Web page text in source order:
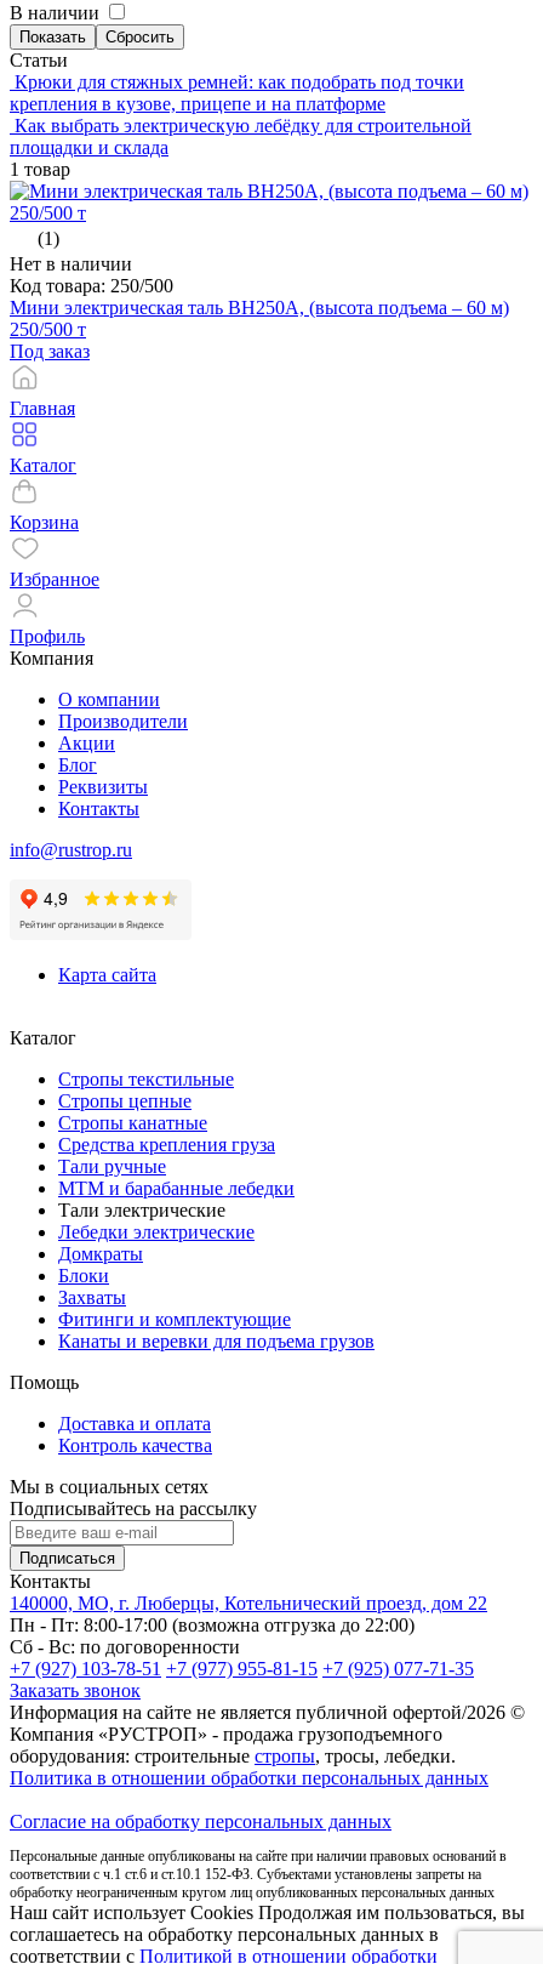
В наличии
Статьи
Крюки для стяжных ремней: как подобрать под точки
крепления в кузове, прицепе и на платформе
Как выбрать электрическую лебёдку для строительной
площадки и склада
1 товар
(1)
Нет в наличии
Код товара: 250/500
Мини электрическая таль BH250A, (высота подъема – 60 м)
250/500 т
Под заказ
Главная
Каталог
Корзина
Избранное
Профиль
Компания
О компании
Производители
Акции
Блог
Реквизиты
Контакты
info@rustrop.ru
Карта сайта
Каталог
Стропы текстильные
Стропы цепные
Стропы канатные
Средства крепления груза
Тали ручные
МТМ и барабанные лебедки
Тали электрические
Лебедки электрические
Домкраты
Блоки
Захваты
Фитинги и комплектующие
Канаты и веревки для подъема грузов
Помощь
Доставка и оплата
Контроль качества
Мы в социальных сетях
Подписывайтесь на рассылку
Подписаться
Контакты
140000, МО, г. Люберцы, Котельнический проезд, дом 22
Пн - Пт: 8:00-17:00 (возможна отгрузка до 22:00)
Сб - Вс: по договоренности
+7 (927) 103-78-51 +7 (977) 955-81-15 +7 (925) 077-71-35
Заказать звонок
Информация на сайте не является публичной офертой/2026 ©
Компания «РУСТРОП» - продажа грузоподъемного
оборудования: строительные стропы, тросы, лебедки.
Политика в отношении обработки персональных данных
Согласие на обработку персональных данных
Персональные данные опубликованы на сайте при наличии правовых оснований в
соответствии с ч.1 ст.6 и ст.10.1 152-ФЗ. Субъектами установлены запреты на
обработку неограниченным кругом лиц опубликованных персональных данных
Наш сайт использует Cookies Продолжая им пользоваться, вы
соглашаетесь на обработку персональных данных в
соответствии с Политикой в отношении обработки